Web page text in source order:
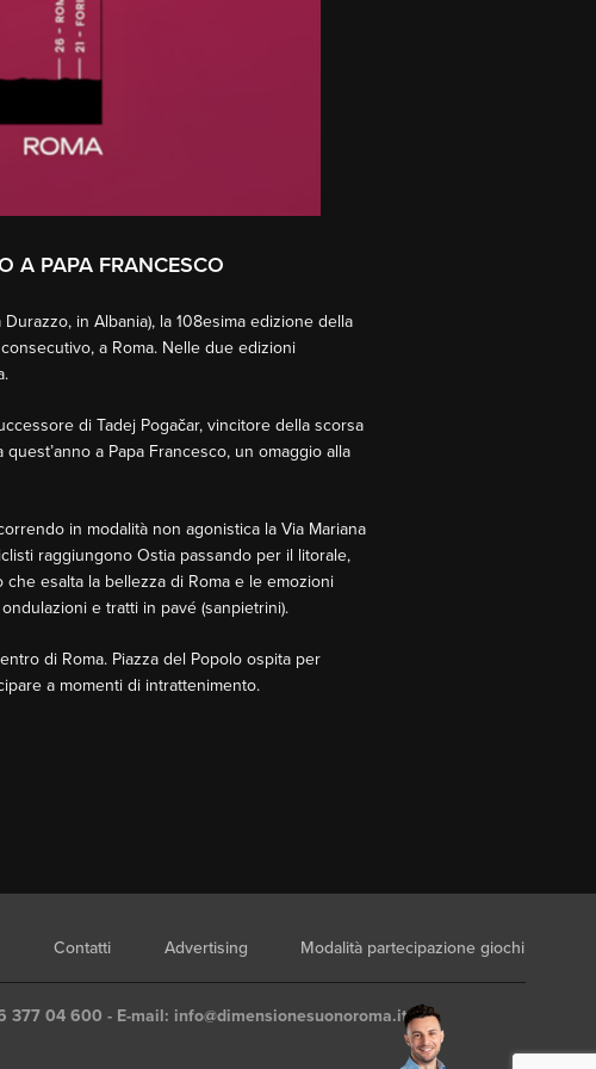
A PAPA FRANCESCO
in Albania), la 108esima edizione della
a Roma. Nelle due edizioni
di Tadej Pogačar, vincitore della scorsa
a Papa Francesco, un omaggio alla
in modalità non agonistica la Via Mariana
raggiungono Ostia passando per il litorale,
esalta la bellezza di Roma e le emozioni
e tratti in pavé (sanpietrini).
di Roma. Piazza del Popolo ospita per
a momenti di intrattenimento.
Contatti Advertising Modalità partecipazione giochi
377 04 600 - E-mail: info@dimensionesuonoroma.it